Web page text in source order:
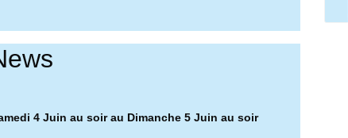
4 Juin au soir au Dimanche 5 Juin au soir